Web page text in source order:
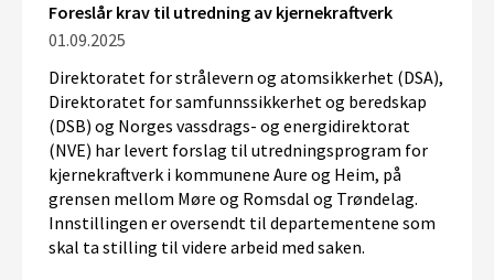
Foreslår krav til utredning av kjernekraftverk
01.09.2025
Direktoratet for strålevern og atomsikkerhet (DSA),
Direktoratet for samfunnssikkerhet og beredskap
(DSB) og Norges vassdrags- og energidirektorat
(NVE) har levert forslag til utredningsprogram for
kjernekraftverk i kommunene Aure og Heim, på
grensen mellom Møre og Romsdal og Trøndelag.
Innstillingen er oversendt til departementene som
skal ta stilling til videre arbeid med saken.